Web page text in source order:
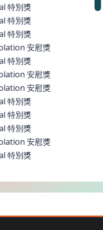
特別獎
特別獎
特別獎
安慰獎
特別獎
安慰獎
安慰獎
特別獎
特別獎
特別獎
安慰獎
特別獎